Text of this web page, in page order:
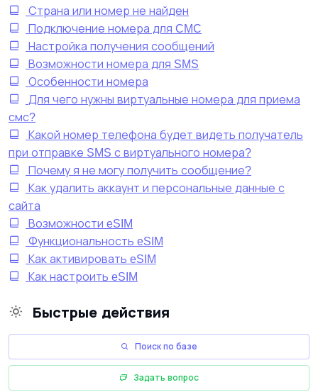
Страна или номер не найден
Подключение номера для CMC
Настройка получения сообщений
Возможности номера для SMS
Особенности номера
Для чего нужны виртуальные номера для приема
смс?
Какой номер телефона будет видеть получатель
при отправке SMS с виртуального номера?
Почему я не могу получить сообщение?
Как удалить аккаунт и персональные данные с
сайта
Возможности eSIM
Функциональность eSIM
Как активировать eSIM
Как настроить eSIM
Быстрые действия
Поиск по базе
Задать вопрос